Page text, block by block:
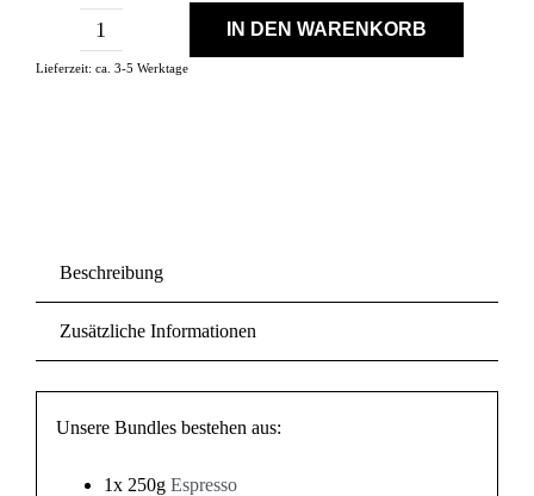
Bundle
IN DEN WARENKORB
Lieferzeit: ca. 3-5 Werktage
Beschreibung
Zusätzliche Informationen
Unsere Bundles bestehen aus:
1x 250g Espresso